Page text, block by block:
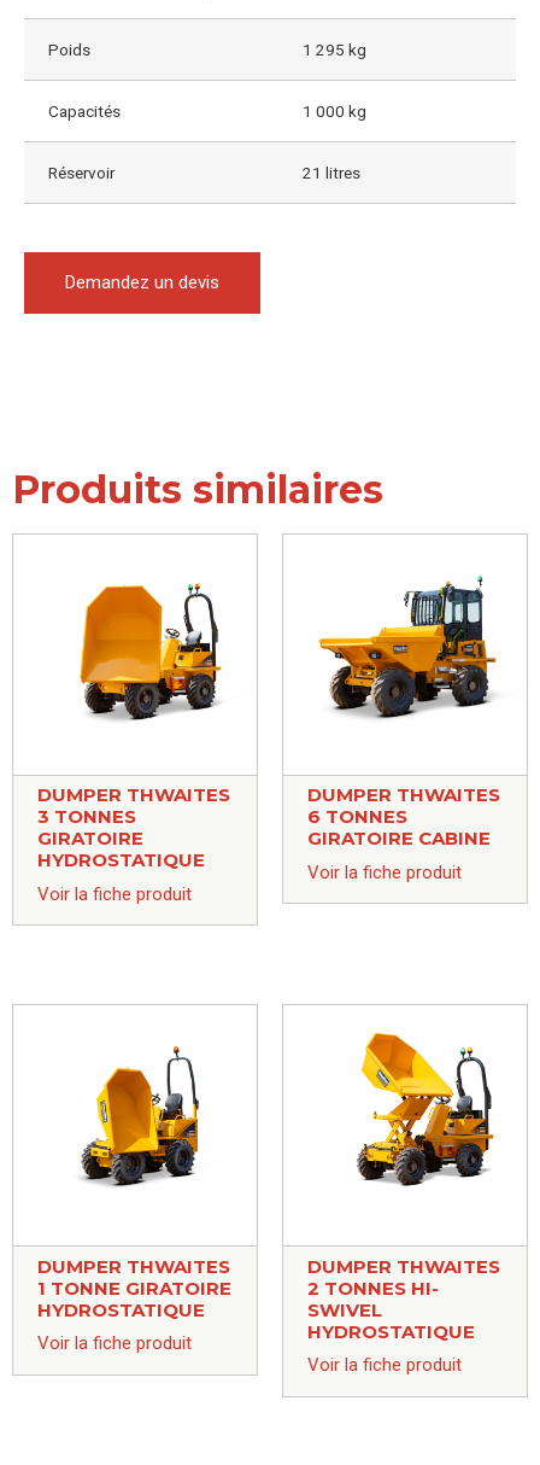
Poids 1 295 kg
Capacités 1 000 kg
Réservoir 21 litres
Demandez un devis
Produits similaires
DUMPER THWAITES
3 TONNES
GIRATOIRE
HYDROSTATIQUE
Voir la fiche produit
DUMPER THWAITES
6 TONNES
GIRATOIRE CABINE
Voir la fiche produit
DUMPER THWAITES
1 TONNE GIRATOIRE
HYDROSTATIQUE
Voir la fiche produit
DUMPER THWAITES
2 TONNES HI-
SWIVEL
HYDROSTATIQUE
Voir la fiche produit